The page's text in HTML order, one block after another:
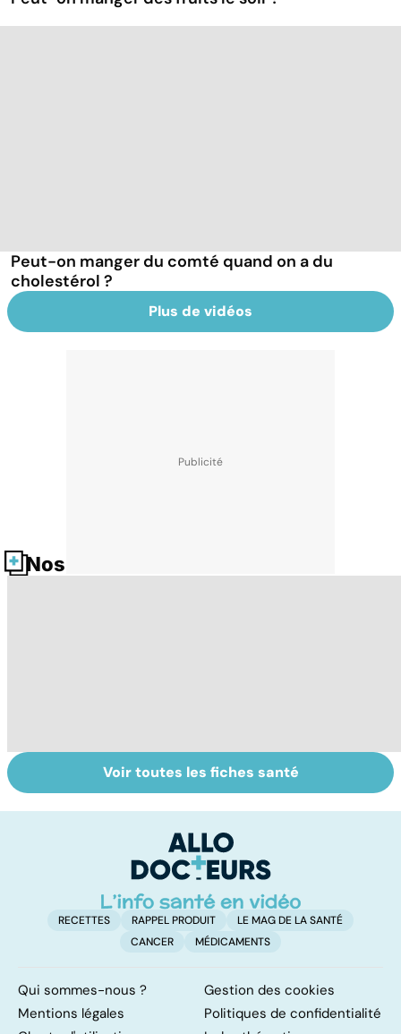
Peut-on manger du comté quand on a du
cholestérol ?
Plus de vidéos
Nos fiches santé
Grand froid : nos
conseils
Perturbateurs
endocriniens :
notre santé
Voir toutes les fiches santé
RECETTES RAPPEL PRODUIT
LE MAG DE LA SANTÉ
CANCER
MÉDICAMENTS
Qui sommes-nous ?
Gestion des cookies
Mentions légales
Politiques de confidentialité